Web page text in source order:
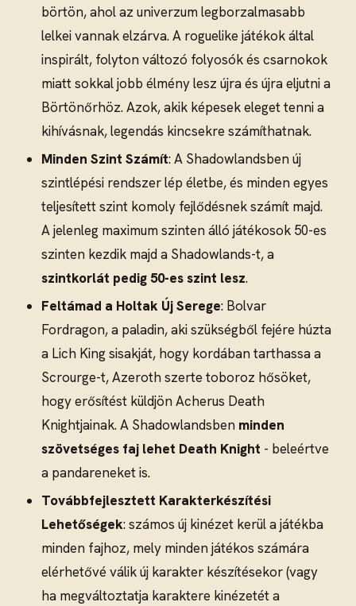
börtön, ahol az univerzum legborzalmasabb
lelkei vannak elzárva. A roguelike játékok által
inspirált, folyton változó folyosók és csarnokok
miatt sokkal jobb élmény lesz újra és újra eljutni a
Börtönőrhöz. Azok, akik képesek eleget tenni a
kihívásnak, legendás kincsekre számíthatnak.
Minden Szint Számít: A Shadowlandsben új
szintlépési rendszer lép életbe, és minden egyes
teljesített szint komoly fejlődésnek számít majd.
A jelenleg maximum szinten álló játékosok 50-es
szinten kezdik majd a Shadowlands-t, a
szintkorlát pedig 50-es szint lesz.
Feltámad a Holtak Új Serege: Bolvar
Fordragon, a paladin, aki szükségből fejére húzta
a Lich King sisakját, hogy kordában tarthassa a
Scrourge-t, Azeroth szerte toboroz hősöket,
hogy erősítést küldjön Acherus Death
Knightjainak. A Shadowlandsben minden
szövetséges faj lehet Death Knight - beleértve
a pandareneket is.
Továbbfejlesztett Karakterkészítési
Lehetőségek: számos új kinézet kerül a játékba
minden fajhoz, mely minden játékos számára
elérhetővé válik új karakter készítésekor (vagy
ha megváltoztatja karaktere kinézetét a